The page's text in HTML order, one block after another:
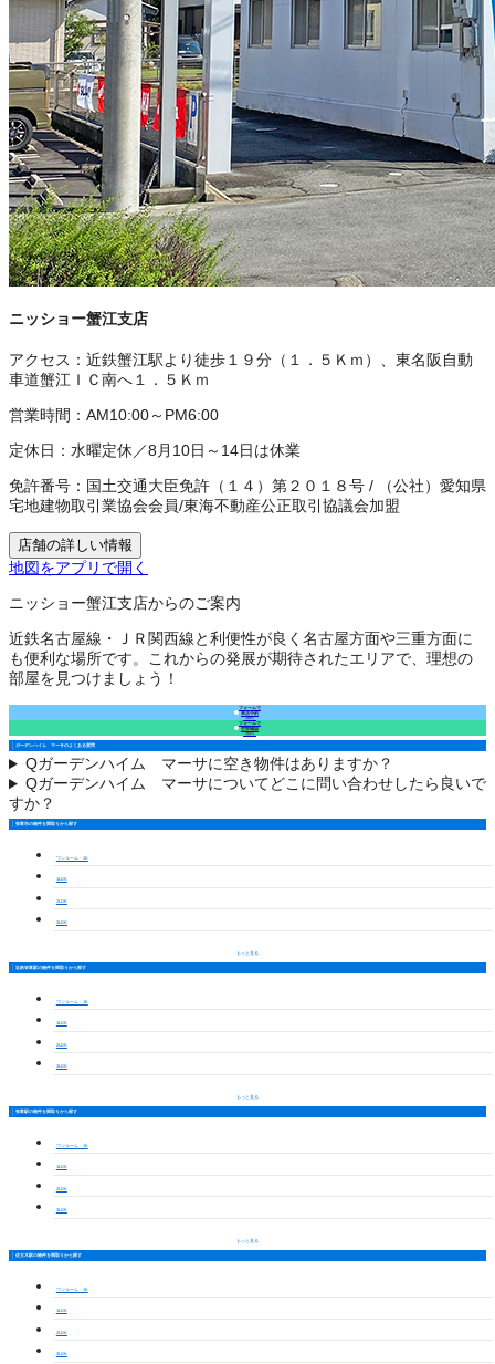
ニッショー蟹江支店
アクセス： 近鉄蟹江駅より徒歩１９分（１．５Ｋｍ）、東名阪自動
車道蟹江ＩＣ南へ１．５Ｋｍ
営業時間： AM10:00～PM6:00
定休日： 水曜定休／8月10日～14日は休業
免許番号： 国土交通大臣免許（１４）第２０１８号 /
（公社）愛知県
宅地建物取引業協会会員/東海不動産公正取引協議会加盟
店舗の詳しい情報
地図をアプリで開く
ニッショー蟹江支店からのご案内
近鉄名古屋線・ＪＲ関西線と利便性が良く名古屋方面や三重方面に
も便利な場所です。これからの発展が期待されたエリアで、理想の
部屋を見つけましょう！
フォームで
来店予約
（無料）
フォームで
空室確認
（無料）
ガーデンハイム マーサのよくある質問
Qガーデンハイム マーサに空き物件はありますか？
Qガーデンハイム マーサについてどこに問い合わせしたら良いで
すか？
弥富市の物件を間取りから探す
ワンルーム・1K
1LDK
2LDK
3LDK
もっと見る
近鉄弥富駅の物件を間取りから探す
ワンルーム・1K
1LDK
2LDK
3LDK
もっと見る
弥富駅の物件を間取りから探す
ワンルーム・1K
1LDK
2LDK
3LDK
もっと見る
佐古木駅の物件を間取りから探す
ワンルーム・1K
1LDK
2LDK
3LDK